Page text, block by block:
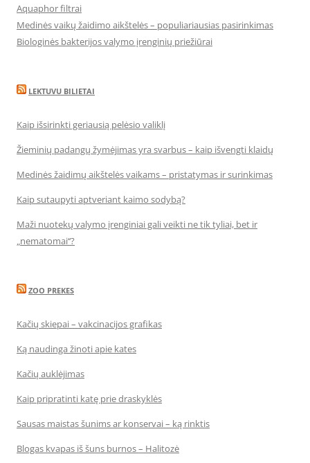
Aquaphor filtrai
Medinės vaikų žaidimo aikštelės – populiariausias pasirinkimas
Biologinės bakterijos valymo įrenginių priežiūrai
LEKTUVU BILIETAI
Kaip išsirinkti geriausią pelėsio valiklį
Žieminių padangų žymėjimas yra svarbus – kaip išvengti klaidų
Medinės žaidimų aikštelės vaikams – pristatymas ir surinkimas
Kaip sutaupyti aptveriant kaimo sodybą?
Maži nuotekų valymo įrenginiai gali veikti ne tik tyliai, bet ir
„nematomai‘‘?
ZOO PREKES
Kačių skiepai – vakcinacijos grafikas
Ką naudinga žinoti apie kates
Kačių auklėjimas
Kaip pripratinti katę prie draskyklės
Sausas maistas šunims ar konservai – ką rinktis
Blogas kvapas iš šuns burnos – Halitozė